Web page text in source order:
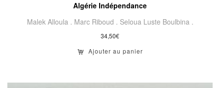
Algérie Indépendance
Malek Alloula . Marc Riboud . Seloua Luste Boulbina .
34,50€
Ajouter au panier